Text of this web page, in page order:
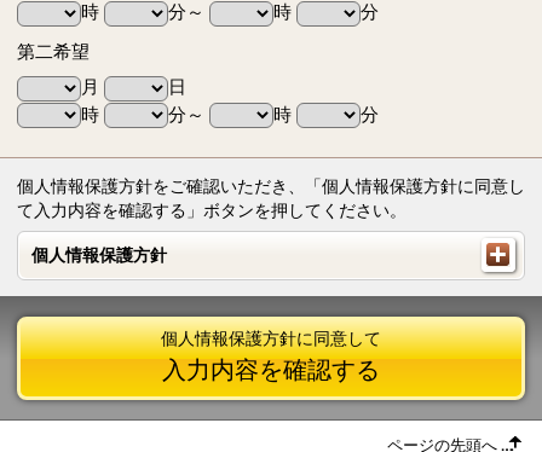
時
分～ 時
分
第二希望
月
日
時
分～ 時 分
個人情報保護方針をご確認いただき、「個人情報保護方針に同意し
て入力内容を確認する」ボタンを押してください。
個人情報保護方針
個人情報保護方針
個人情報保護方針に同意して
入力内容を確認する
ページの先頭へ